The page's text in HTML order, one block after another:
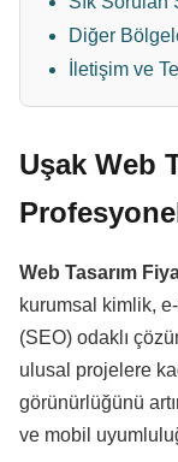
Diğer
İletişim ve
Uşak Web
Web Tasarım
kurumsal kimlik,
(SEO) odaklı
ulusal projelere
görünürlüğünü
ve mobil